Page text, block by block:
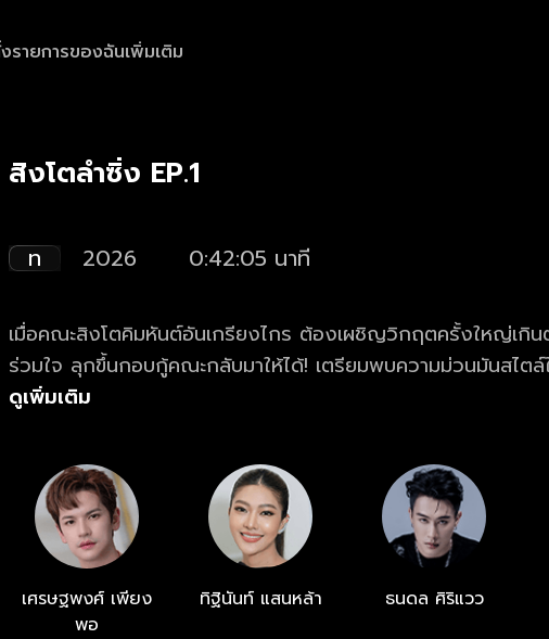
รายการของฉันเพิ่มเติม
สิงโตลำซิ่ง EP.1
ท 2026 0:42:05 นาที
เมื่อคณะสิงโตคิมหันต์อันเกรียงไกร ต้องเผชิญวิกฤตครั้งใหญ่เกินต้าน ถึงเวลาร่ว
ร่วมใจ ลุกขึ้นกอบกู้คณะกลับมาให้ได้! เตรียมพบความม่วนมันสไตล์ใหม่ ที่จะพาทุกคนซิ่งหน้า
ม้ากระจายไปพร้อมกัน
ดูเพิ่มเติม
เศรษฐพงศ์ เพียง
พอ
ทิฐินันท์ แสนหล้า ธนดล ศิริแวว